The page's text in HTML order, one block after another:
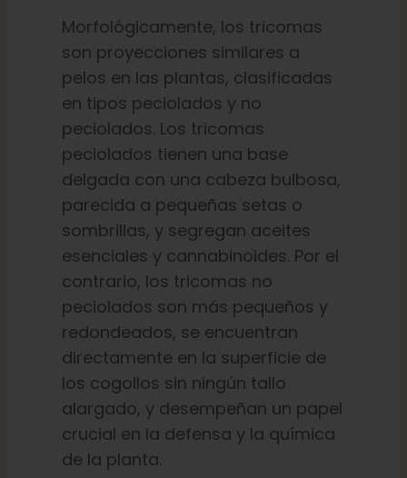
Morfológicamente, los tricomas
son proyecciones similares a
pelos en las plantas, clasificadas
en tipos peciolados y no
peciolados. Los tricomas
peciolados tienen una base
delgada con una cabeza bulbosa,
parecida a pequeñas setas o
sombrillas, y segregan aceites
esenciales y cannabinoides. Por el
contrario, los tricomas no
peciolados son más pequeños y
redondeados, se encuentran
directamente en la superficie de
los cogollos sin ningún tallo
alargado, y desempeñan un papel
crucial en la defensa y la química
de la planta.